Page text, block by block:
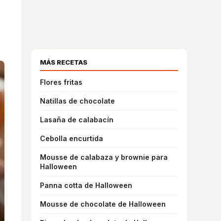
MÁS RECETAS
Flores fritas
Natillas de chocolate
Lasaña de calabacín
Cebolla encurtida
Mousse de calabaza y brownie para
Halloween
Panna cotta de Halloween
Mousse de chocolate de Halloween